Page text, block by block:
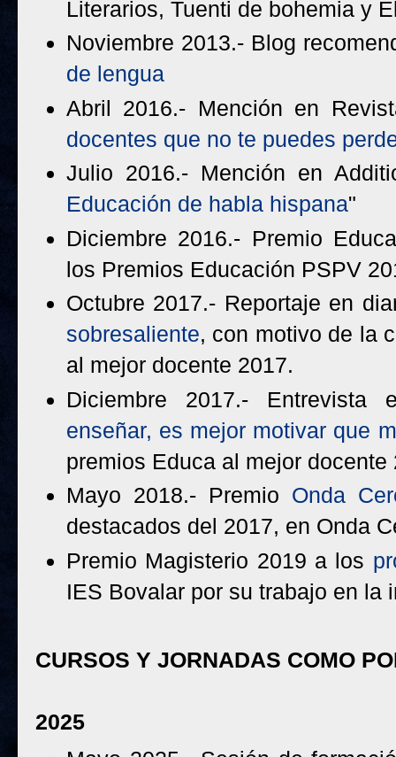
Literarios, Tuenti de bohemia y
Noviembre 2013.- Blog
de lengua
Abril 2016.- Mención en
docentes que no te puedes
Julio 2016.- Mención en
Educación de habla hispana"
Diciembre 2016.- Premio
los Premios Educación PSPV
Octubre 2017.- Reportaje en
sobresaliente, con motivo de la
al mejor docente 2017.
Diciembre 2017.- Entrevista
enseñar, es mejor motivar que
premios Educa al mejor docente
Mayo 2018.- Premio Onda
destacados del 2017, en Onda
Premio Magisterio 2019 a los
IES Bovalar por su trabajo en la
CURSOS Y JORNADAS COMO
2025